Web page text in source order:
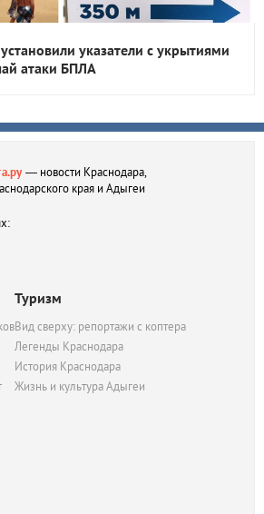
указатели с укрытиями
атаки БПЛА
— новости Краснодара,
края и Адыгеи
Туризм
Вид сверху: репортажи с коптера
Легенды Краснодара
История Краснодара
Жизнь и культура Адыгеи